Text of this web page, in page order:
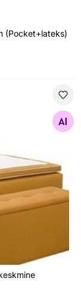
(Pocket+lateks)
cm keskmine